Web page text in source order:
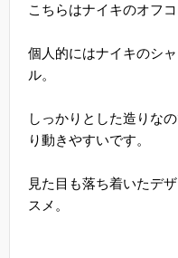
こちらはナイキのオフコ
個人的にはナイキのシ
ル。
しっかりとした造りな
り動きやすいです。
見た目も落ち着いたデ
スメ。